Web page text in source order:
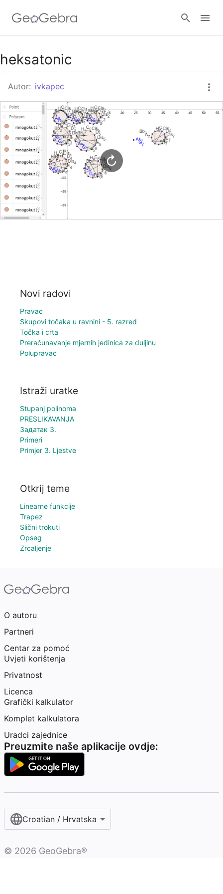
Google Classroom
GeoGebra Razred
Prijavi se
heksatonic
Autor: ivkapec
Novi radovi
Pravac
Skupovi točaka u ravnini - 5. razred
Točka i crta
Preračunavanje mjernih jedinica za duljinu
Polupravac
Istraži uratke
Stupanj polinoma
PRESLIKAVANJA
Задатак 3.
Primeri
Primjer 3. Ljestve
Otkrij teme
Linearne funkcije
Trapez
Slični trokuti
Opseg
Zrcaljenje
O autoru
Partneri
Centar za pomoć
Uvjeti korištenja
Privatnost
Licenca
Grafički kalkulator
Komplet kalkulatora
Uradci zajednice
Preuzmite naše aplikacije ovdje:
Croatian / Hrvatska‎
© 2026 GeoGebra®